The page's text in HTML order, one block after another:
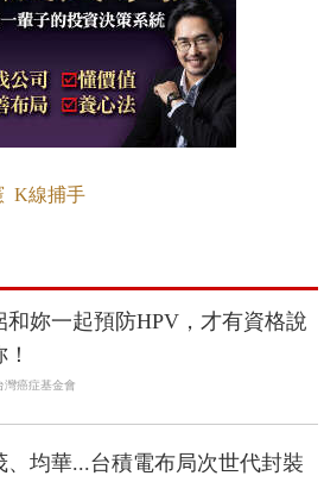
K線捕手
和妳一起預防HPV，才有資格說
灣癌症基金會
、均華...台積電布局次世代封裝